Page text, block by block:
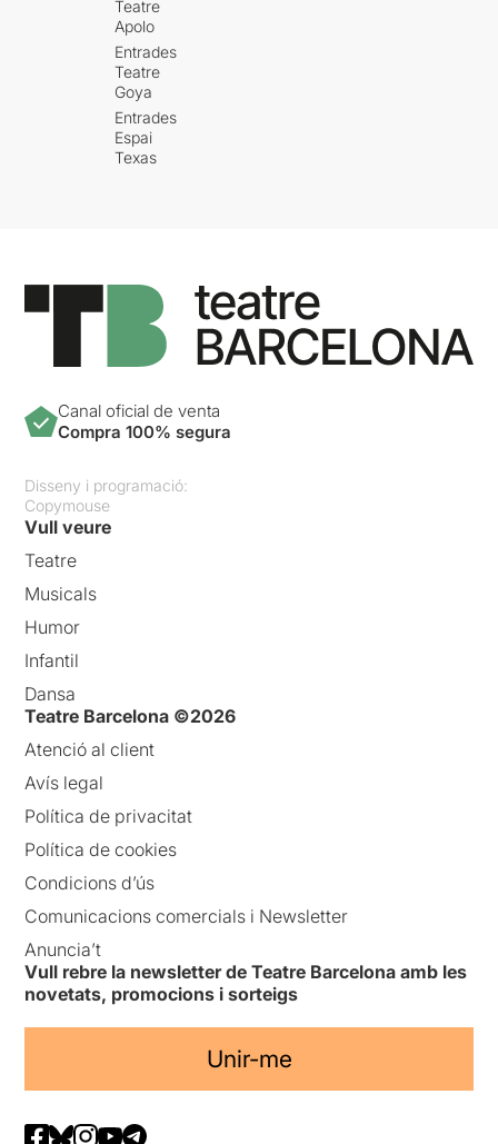
Teatre
Apolo
Entrades
Teatre
Goya
Entrades
Espai
Texas
Canal oficial de venta
Compra 100% segura
Disseny i programació:
Copymouse
Vull veure
Teatre
Musicals
Humor
Infantil
Dansa
Teatre Barcelona ©2026
Atenció al client
Avís legal
Política de privacitat
Política de cookies
Condicions d’ús
Comunicacions comercials i Newsletter
Anuncia’t
Vull rebre la newsletter de Teatre Barcelona amb les
novetats, promocions i sorteigs
Unir-me